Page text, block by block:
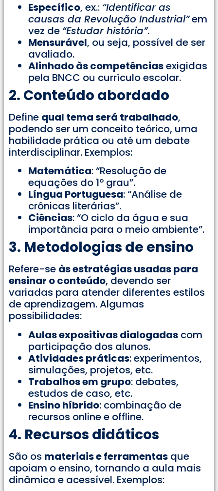
Específico, ex.: “Identificar as
causas da Revolução Industrial”em
vez de “Estudar história”.
Mensurável, ou seja, possível de ser
avaliado.
Alinhado às competênciasexigidas
pela BNCC ou currículo escolar.
2. Conteúdo abordado
Define qual tema será trabalhado,
podendo ser um conceito teórico, uma
habilidade prática ou até um debate
interdisciplinar. Exemplos:
Matemática: “Resolução de
equações do 1º grau”.
Língua Portuguesa: “Análise de
crônicas literárias”.
Ciências: “O ciclo da água e sua
importância para o meio ambiente”.
3. Metodologias de ensino
Refere-se às estratégias usadas para
ensinar o conteúdo, devendo ser
variadas para atender diferentes estilos
de aprendizagem. Algumas
possibilidades:
Aulas expositivas dialogadas com
participação dos alunos.
Atividades práticas: experimentos,
simulações, projetos, etc.
Trabalhos em grupo: debates,
estudos de caso, etc.
Ensino híbrido: combinação de
recursos online e offline.
4. Recursos didáticos
São os materiais e ferramentas que
apoiam o ensino, tornando a aula mais
dinâmica e acessível. Exemplos: